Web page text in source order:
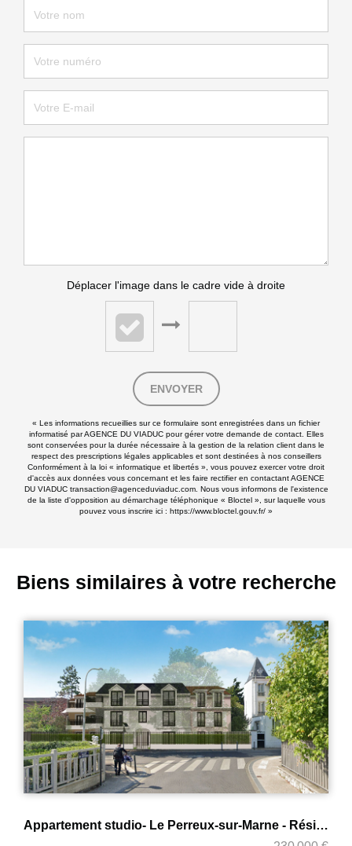
Déplacer l'image dans le cadre vide à droite
ENVOYER
« Les informations recueillies sur ce formulaire sont enregistrées dans un fichier
informatisé par AGENCE DU VIADUC pour gérer votre demande de contact. Elles
sont conservées pour la durée nécessaire à la gestion de la relation client dans le
respect des prescriptions légales applicables et sont destinées à nos conseillers
Conformément à la loi « informatique et libertés », vous pouvez exercer votre droit
d'accès aux données vous concernant et les faire rectifier en contactant AGENCE
DU VIADUC transaction@agenceduviaduc.com. Nous vous informons de l'existence
de la liste d'opposition au démarchage téléphonique « Bloctel », sur laquelle vous
pouvez vous inscrire ici : https://www.bloctel.gouv.fr/ »
Biens similaires à votre recherche
Appartement studio- Le Perreux-sur-Marne - Résidence Gabriel